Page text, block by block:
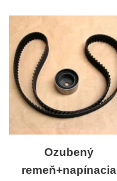
Ozubený
remeň+napínacia